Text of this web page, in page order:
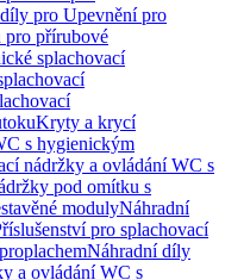
pro Upevnění pro
pro přírubové
splachovací
Kryty a krycí
s hygienickým
nádržky a ovládání WC s
pod omítku s
modulyNáhradní
pro splachovací
Náhradní díly
a ovládání WC s